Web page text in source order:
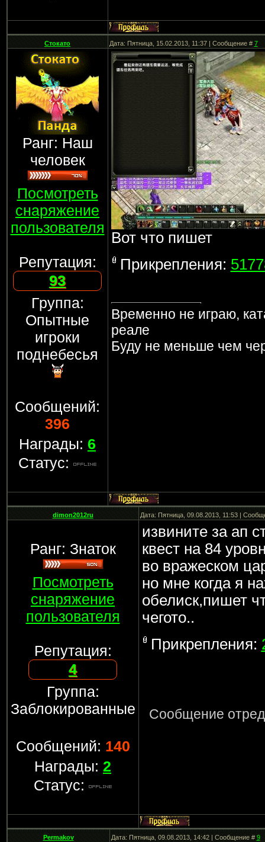
Стокато Дата: Пятница, 15.02.2013, 11:37 | Сообщение #7
Ранг: Наш
человек
Посмотреть
снаряжение
пользователя
Репутация:
93
Группа:
Опытные
игроки
поднебесья
Сообщений:
396
Награды: 6
Статус:
Вот что пишет
Прикрепления:
Временно не играю,
реале
Буду не меньше чем
dimon2012ru Дата: Пятница, 09.08.2013, 11:53 |
Ранг: Знаток
Посмотреть
снаряжение
пользователя
Репутация:
4
Группа:
Заблокированные
Сообщений: 140
Награды: 2
Статус:
извините за ап
квест на 84
во вражеском
но мне когда я
обелиск,пишет
чегото..
Прикрепления:
Сообщение
Permakov Дата: Пятница, 09.08.2013, 14:42 | Сообщение #9